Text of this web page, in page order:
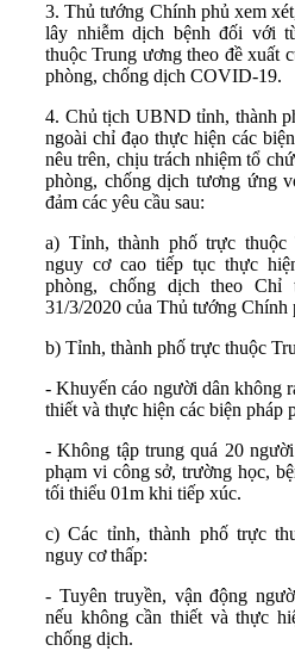
3. Thủ tướng Chính phủ xem
lây nhiễm dịch bệnh đối với
thuộc Trung ương theo đề xuất
phòng, chống dịch COVID-19.
4. Chủ tịch UBND tỉnh, thành
ngoài chỉ đạo thực hiện các
nêu trên, chịu trách nhiệm tổ
phòng, chống dịch tương ứng
đảm các yêu cầu sau:
a) Tỉnh, thành phố trực
nguy cơ cao tiếp tục thực
phòng, chống dịch theo Chỉ
31/3/2020 của Thủ tướng Chính
b) Tỉnh, thành phố trực thuộc
- Khuyến cáo người dân không
thiết và thực hiện các biện pháp
- Không tập trung quá 20
phạm vi công sở, trường học,
tối thiểu 01m khi tiếp xúc.
c) Các tỉnh, thành phố trực
nguy cơ thấp:
- Tuyên truyền, vận động
nếu không cần thiết và thực
chống dịch.